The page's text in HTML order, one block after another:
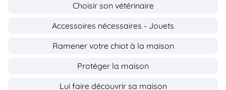
Choisir son vétérinaire
Accessoires nécessaires - Jouets
Ramener votre chiot à la maison
Protéger la maison
Lui faire découvrir sa maison